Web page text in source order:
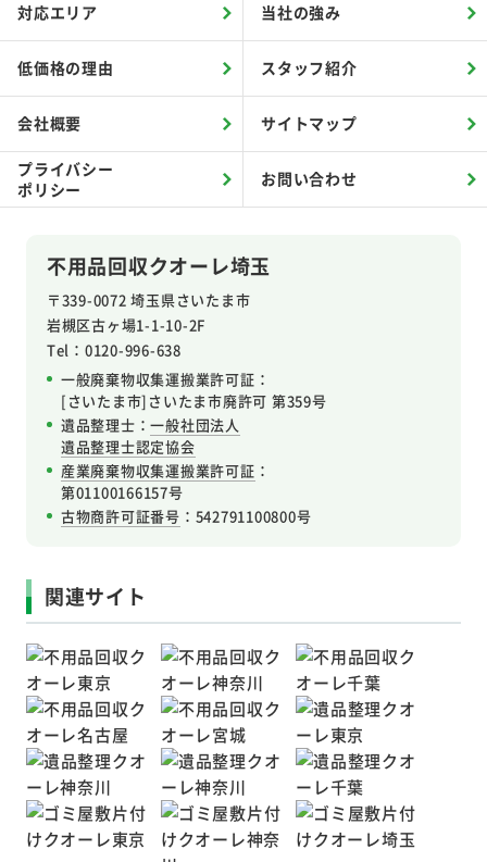
不用品回収クオーレ埼玉
〒339-0072 埼玉県さいたま市
岩槻区古ヶ場1-1-10-2F
Tel：0120-996-638
一般廃棄物収集運搬業許可証：
[さいたま市]さいたま市廃許可 第359号
遺品整理士：一般社団法人
遺品整理士認定協会
産業廃棄物収集運搬業許可証 ：
第01100166157号
古物商許可証番号 ：542791100800号
対応エリア 当社の強み
低価格の理由 スタッフ紹介
会社概要 サイトマップ
プライバシー
ポリシー
お問い合わせ
関連サイト